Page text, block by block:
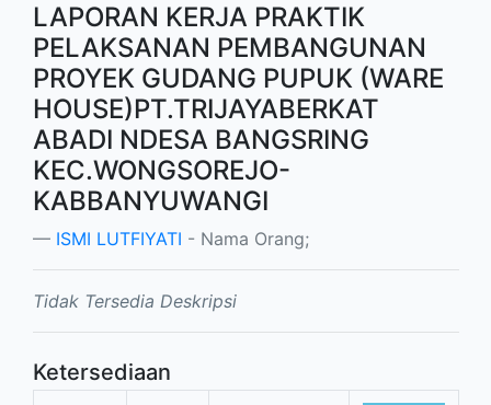
LAPORAN KERJA PRAKTIK
PELAKSANAN PEMBANGUNAN
PROYEK GUDANG PUPUK (WARE
HOUSE)PT.TRIJAYABERKAT
ABADI NDESA BANGSRING
KEC.WONGSOREJO-
KABBANYUWANGI
ISMI LUTFIYATI - Nama Orang;
Tidak Tersedia Deskripsi
Ketersediaan